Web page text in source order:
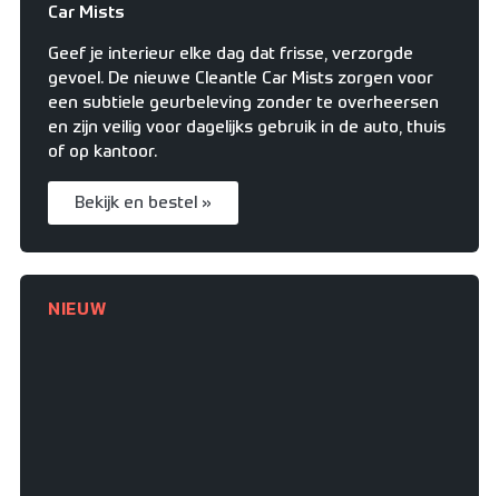
Car Mists
Geef je interieur elke dag dat frisse, verzorgde
gevoel. De nieuwe Cleantle Car Mists zorgen voor
een subtiele geurbeleving zonder te overheersen
en zijn veilig voor dagelijks gebruik in de auto, thuis
of op kantoor.
Bekijk en bestel »
NIEUW